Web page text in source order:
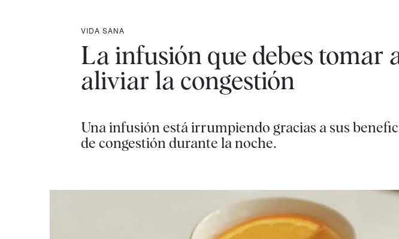
VIDA SANA
La infusión que debes tomar
aliviar la congestión
Una infusión está irrumpiendo gracias a sus
de congestión durante la noche.